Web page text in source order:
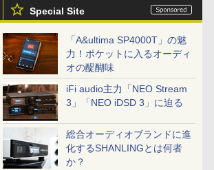
Special Site
「A&ultima SP4000T」の魅
力！ポケットに入るオーディ
オの醍醐味
iFi audio主力「NEO Stream
3」「NEO iDSD 3」に迫る
総合オーディオブランドに進
化するSHANLINGとは何者
か？